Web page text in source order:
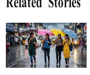
Related Stories